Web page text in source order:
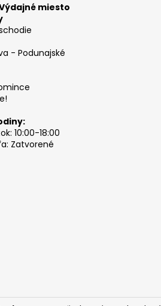
Výdajné miesto
- Podunajské
10:00-18:00
Zatvorené